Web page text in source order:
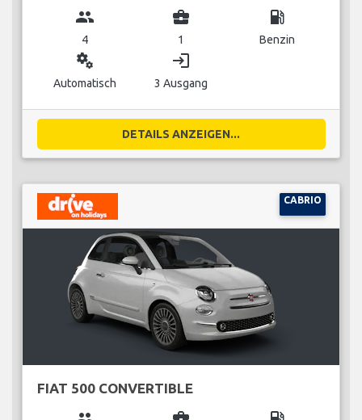
group
4
business_center
1
local_gas_station
Benzin
miscellaneous_services
Automatisch
login
3 Ausgang
DETAILS ANZEIGEN...
CABRIO
FIAT 500 CONVERTIBLE